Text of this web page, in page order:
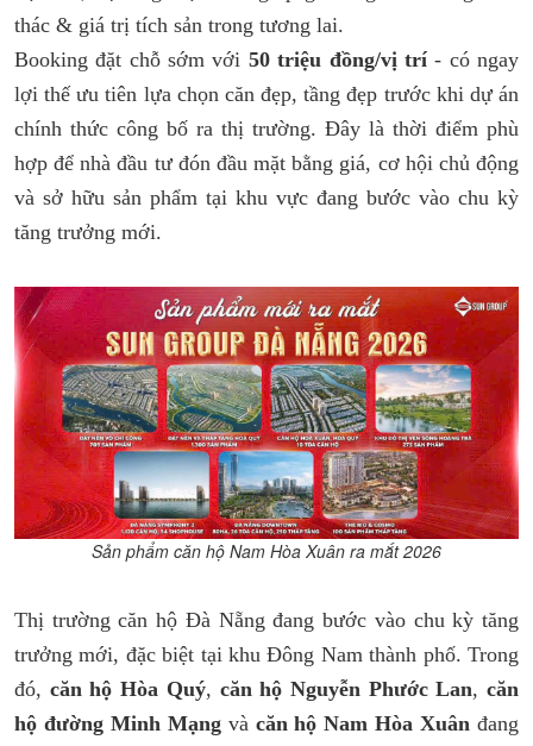
thác & giá trị tích sản trong tương lai.
Booking đặt chỗ sớm với 50 triệu đồng/vị trí- có ngay
lợi thế ưu tiên lựa chọn căn đẹp, tầng đẹp trước khi dự án
chính thức công bố ra thị trường. Đây là thời điểm phù
hợp để nhà đầu tư đón đầu mặt bằng giá, cơ hội chủ động
và sở hữu sản phẩm tại khu vực đang bước vào chu kỳ
tăng trưởng mới.
Sản phẩm căn hộ Nam Hòa Xuân ra mắt 2026
Thị trường căn hộ Đà Nẵng đang bước vào chu kỳ tăng
trưởng mới, đặc biệt tại khu Đông Nam thành phố. Trong
đó, căn hộ Hòa Quý, căn hộ Nguyễn Phước Lan,căn
hộ đường Minh Mạngvà căn hộ Nam Hòa Xuân đang